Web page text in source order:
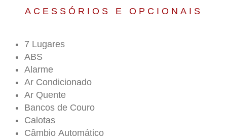
ACESSÓRIOS E OPCIONAIS
7 Lugares
ABS
Alarme
Ar Condicionado
Ar Quente
Bancos de Couro
Calotas
Câmbio Automático